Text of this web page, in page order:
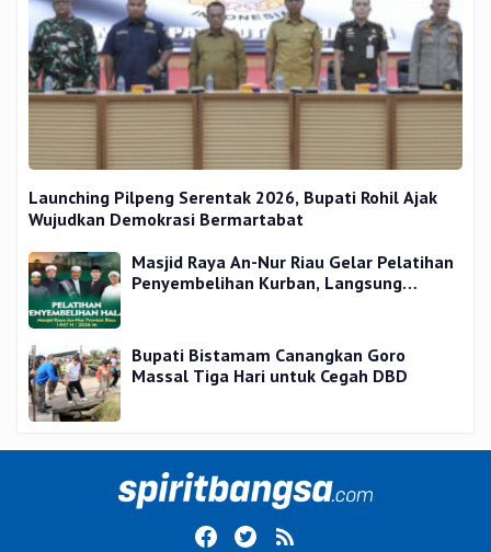
Launching Pilpeng Serentak 2026, Bupati Rohil Ajak
Wujudkan Demokrasi Bermartabat
Masjid Raya An-Nur Riau Gelar Pelatihan
Penyembelihan Kurban, Langsung
Bupati Bistamam Canangkan Goro
Massal Tiga Hari untuk Cegah DBD